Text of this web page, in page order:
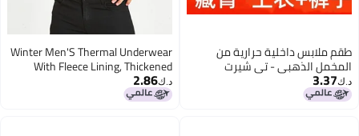
طقم ملابس داخلية حرارية من
المخمل الذهبي - تي شيرت
وسروال بأكمام طويلة للرجال
د.ك‏3.37
Winter Men'S Thermal Underwear
With Fleece Lining, Thickened
Front And Back Patches, Vest Top,
Undershirt, Cold-Proof
د.ك‏2.86